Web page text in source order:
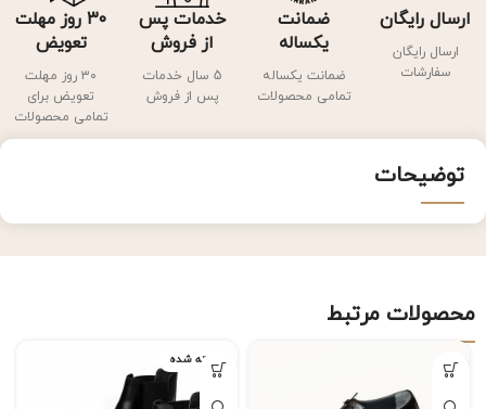
ارسال رایگان
ارسال رایگان
سفارشات
ضمانت
یکساله
ضمانت یکساله
تمامی محصولات
خدمات پس
از فروش
5 سال خدمات
پس از فروش
۳۰ روز مهلت
تعویض
۳۰ روز مهلت
تعویض برای
تمامی محصولات
توضیحات
محصولات مرتبط
فروخته شده